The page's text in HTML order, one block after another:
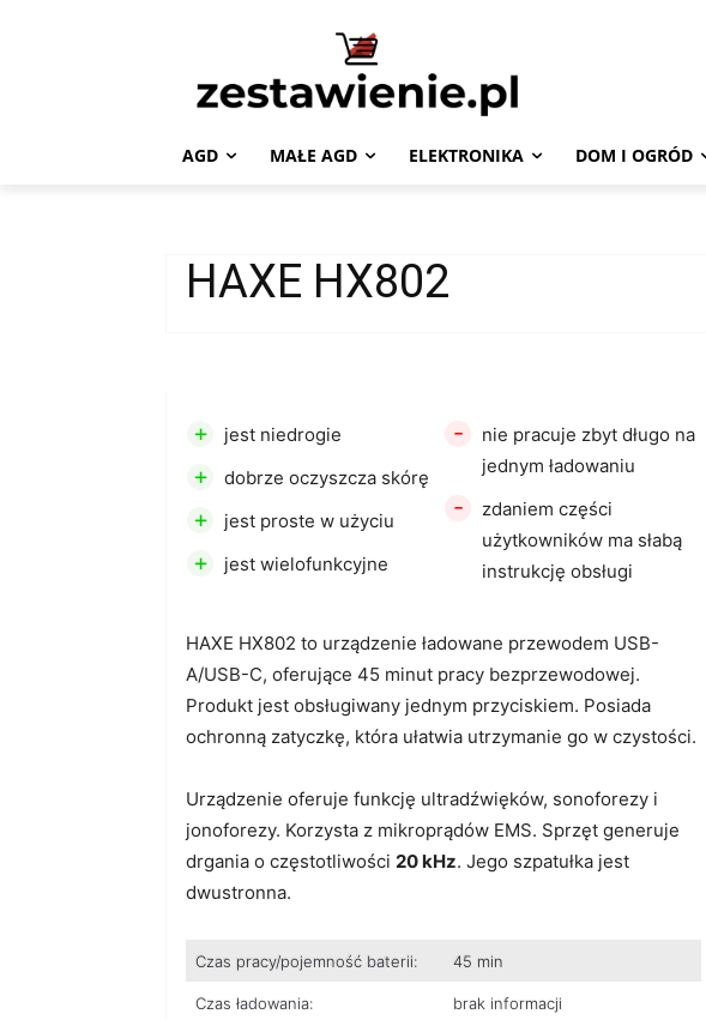
AGD MAŁE AGD ELEKTRONIKA DOM I OGRÓD
HAXE HX802
HAXE HX802 to urządzenie ładowane przewodem USB-
A/USB-C, oferujące 45 minut pracy bezprzewodowej.
Produkt jest obsługiwany jednym przyciskiem. Posiada
ochronną zatyczkę, która ułatwia utrzymanie go w czystości.
Urządzenie oferuje funkcję ultradźwięków, sonoforezy i
jonoforezy. Korzysta z mikroprądów EMS. Sprzęt generuje
drgania o częstotliwości 20 kHz. Jego szpatułka jest
dwustronna.
Czas pracy/pojemność baterii: 45 min
Czas ładowania: brak informacji
+ jest niedrogie
+ dobrze oczyszcza skórę
+ jest proste w użyciu
+ jest wielofunkcyjne
-
nie pracuje zbyt długo na
jednym ładowaniu
-
zdaniem części
użytkowników ma słabą
instrukcję obsługi